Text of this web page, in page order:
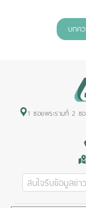
บทค
1 ซอยพระรามที่ 2 ซ